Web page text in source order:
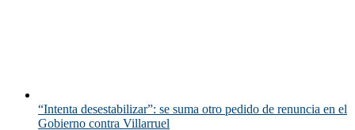
“Intenta desestabilizar”: se suma otro pedido de renuncia en el
Gobierno contra Villarruel